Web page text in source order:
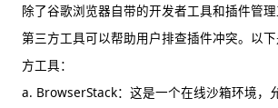
除了谷歌浏览器自带的开发者工具和插件管
第三方工具可以帮助用户排查插件冲突。以
方工具：
a. BrowserStack：这是一个在线沙箱环境，